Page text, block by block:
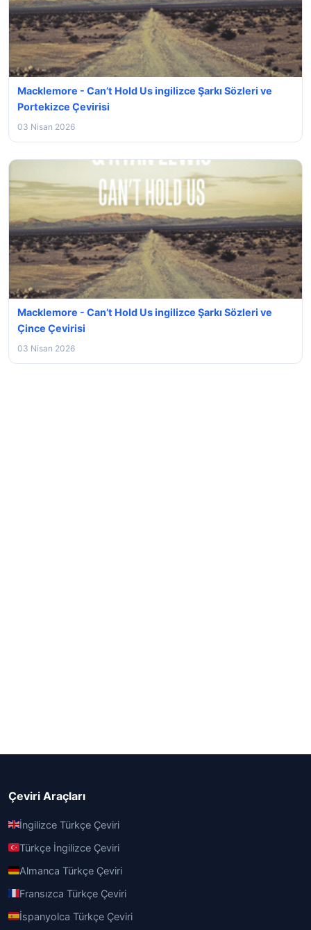
Macklemore - Can’t Hold Us ingilizce Şarkı Sözleri ve
Portekizce Çevirisi
03 Nisan 2026
Macklemore - Can’t Hold Us ingilizce Şarkı Sözleri ve
Çince Çevirisi
03 Nisan 2026
Çeviri Araçları
İngilizce Türkçe Çeviri
Türkçe İngilizce Çeviri
Almanca Türkçe Çeviri
Fransızca Türkçe Çeviri
İspanyolca Türkçe Çeviri